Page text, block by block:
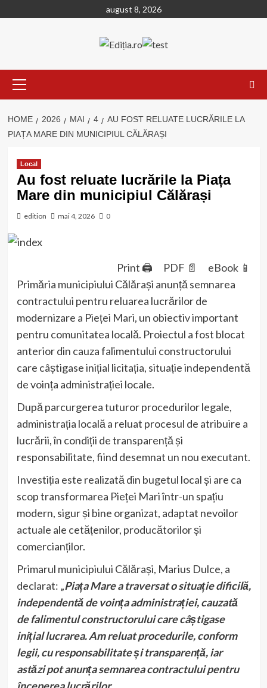
to
august 8, 2026
Menu
HOME 2026 MAI 4
AU FOST RELUATE LUCRĂRILE LA
PIAȚA MARE DIN MUNICIPIUL CĂLĂRAȘI
Local
Au fost reluate lucrările la Piața
Mare din municipiul Călărași
edition mai 4, 2026 0
Print 🖨 PDF 📄
eBook 📱
Primăria municipiului Călărași anunță semnarea
contractului pentru reluarea lucrărilor de
modernizare a Pieței Mari, un obiectiv important
pentru comunitatea locală. Proiectul a fost blocat
anterior din cauza falimentului constructorului
care câștigase inițial licitația, situație independentă
de voința administrației locale.
După parcurgerea tuturor procedurilor legale,
administrația locală a reluat procesul de atribuire a
lucrării, în condiții de transparență și
responsabilitate, fiind desemnat un nou executant.
Investiția este realizată din bugetul local și are ca
scop transformarea Pieței Mari într-un spațiu
modern, sigur și bine organizat, adaptat nevoilor
actuale ale cetățenilor, producătorilor și
comercianților.
Primarul municipiului Călărași, Marius Dulce, a
declarat: „Piața Mare a traversat o situație dificilă,
independentă de voința administrației, cauzată
de falimentul constructorului care câștigase
inițial lucrarea. Am reluat procedurile, conform
legii, cu responsabilitate și transparență, iar
astăzi pot anunța semnarea contractului pentru